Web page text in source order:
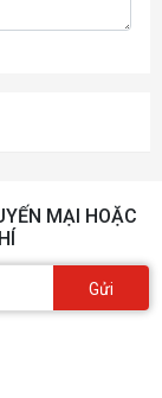
PLAY
MẠI HOẶC
Gửi